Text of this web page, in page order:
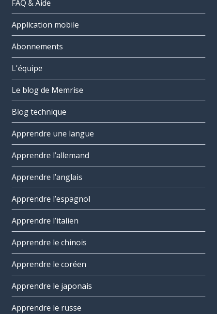
FAQ & Aide
Application mobile
Abonnements
L'équipe
Le blog de Memrise
Blog technique
Apprendre une langue
Apprendre l’allemand
Apprendre l’anglais
Apprendre l’espagnol
Apprendre l’italien
Apprendre le chinois
Apprendre le coréen
Apprendre le japonais
Apprendre le russe